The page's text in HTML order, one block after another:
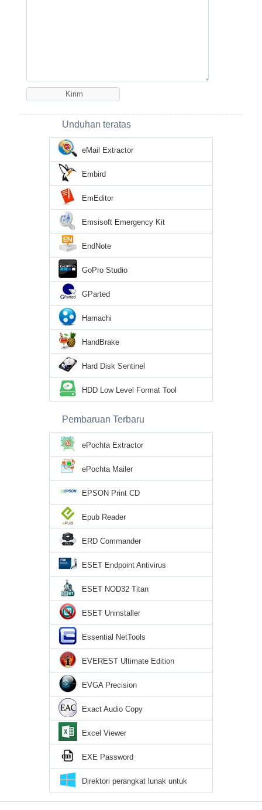
Unduhan teratas
eMail Extractor
Embird
EmEditor
Emsisoft Emergency Kit
EndNote
GoPro Studio
GParted
Hamachi
HandBrake
Hard Disk Sentinel
HDD Low Level Format Tool
Pembaruan Terbaru
ePochta Extractor
ePochta Mailer
EPSON Print CD
Epub Reader
ERD Commander
ESET Endpoint Antivirus
ESET NOD32 Titan
ESET Uninstaller
Essential NetTools
EVEREST Ultimate Edition
EVGA Precision
Exact Audio Copy
Excel Viewer
EXE Password
Direktori perangkat lunak untuk
Windows 10